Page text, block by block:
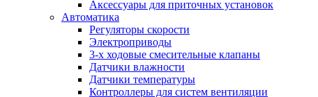
Аксессуары для приточных установок
Автоматика
Регуляторы скорости
Электроприводы
3-х ходовые смесительные клапаны
Датчики влажности
Датчики температуры
Контроллеры для систем вентиляции